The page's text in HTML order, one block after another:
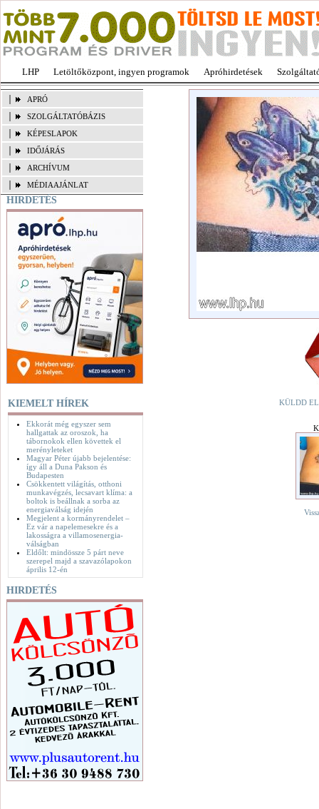
LHP Letöltőközpont, ingyen programok Apróhirdetések
APRÓ
SZOLGÁLTATÓBÁZIS
KÉPESLAPOK
IDŐJÁRÁS
ARCHÍVUM
MÉDIAAJÁNLAT
HIRDETÉS
KIEMELT HÍREK
Ekkorát még egyszer sem
hallgattak az oroszok, ha
tábornokok ellen követtek el
merényleteket
Magyar Péter újabb bejelentése:
így áll a Duna Pakson és
Budapesten
Csökkentett világítás, otthoni
munkavégzés, lecsavart klíma: a
boltok is beállnak a sorba az
energiaválság idején
Megjelent a kormányrendelet –
Ez vár a napelemesekre és a
lakosságra a villamosenergia-
válságban
Eldőlt: mindössze 5 párt neve
szerepel majd a szavazólapokon
április 12-én
HIRDETÉS
KÜLDD